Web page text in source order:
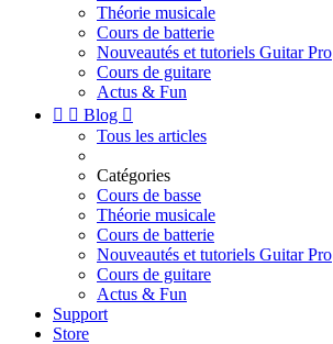
Théorie musicale
Cours de batterie
Nouveautés et tutoriels Guitar Pro
Cours de guitare
Actus & Fun
  Blog 
Tous les articles
Catégories
Cours de basse
Théorie musicale
Cours de batterie
Nouveautés et tutoriels Guitar Pro
Cours de guitare
Actus & Fun
Support
Store